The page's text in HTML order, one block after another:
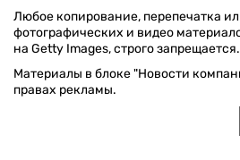
Любое копирование, перепечатка
фотографических и видео
на Getty Images, строго запрещается.
Материалы в блоке "Новости
правах рекламы.
© 1994–2026 «ЗЕРКАЛО НЕДЕЛИ. УКРАИНА». ВСЕ